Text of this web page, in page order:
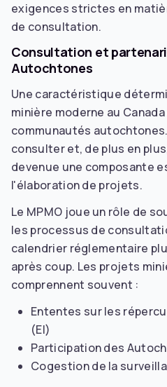
exigences strictes en
de consultation.
Consultation et
Autochtones
Une caractéristique
minière moderne au
communautés
consulter et, de plus en
devenue une composante
l'élaboration de projets.
Le MPMO joue un rôle de
les processus de
calendrier réglementaire
après coup. Les projets
comprennent souvent :
Ententes sur les
(EI)
Participation des
Cogestion de la